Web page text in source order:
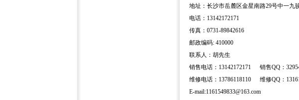
地址：长沙市岳麓区金星南路29号中一九
电话：13142172171
传真：0731-89842616
邮政编码: 410000
联系人：胡先生
销售电话：13142172171 销售QQ：
维修电话：13786118110 维修QQ：
E-mail:1161549833@163.com